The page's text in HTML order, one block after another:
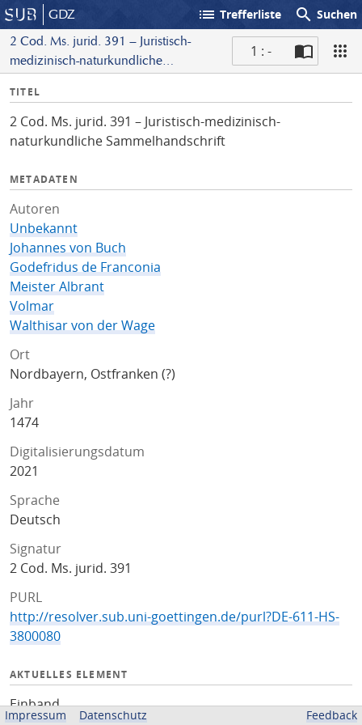
GDZ list Trefferliste search Suchen
2 Cod. Ms. jurid. 391 – Juristisch-
medizinisch-naturkundliche
1 : -
I
f
o
TITEL
2 Cod. Ms. jurid. 391 – Juristisch-medizinisch-
naturkundliche Sammelhandschrift
METADATEN
Autoren
Unbekannt
Johannes von Buch
Godefridus de Franconia
Meister Albrant
Volmar
Walthisar von der Wage
Ort
Nordbayern, Ostfranken (?)
Jahr
1474
Digitalisierungsdatum
2021
Sprache
Deutsch
Signatur
2 Cod. Ms. jurid. 391
PURL
http://resolver.sub.uni-goettingen.de/purl?DE-611-HS-
3800080
AKTUELLES ELEMENT
Einband
Impressum Datenschutz Feedback